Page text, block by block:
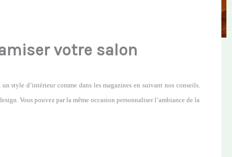
votre salon
style d’intérieur comme dans les magazines en suivant nos conseils.
Vous pouvez par la même occasion personnaliser l’ambiance de la